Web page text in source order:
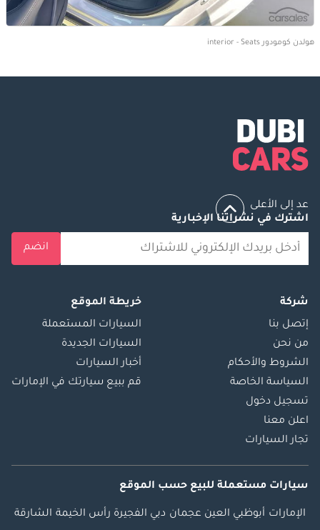
هولدن كومودور interior - Seats
عد إلى الأعلى
اشترك في نشراتنا الإخبارية
انضم
شركة
إتصل بنا
من نحن
الشروط والأحكام
السياسة الخاصة
تسجيل دخول
اعلن معنا
تجار السيارات
خريطة الموقع
السيارات المستعملة
السيارات الجديدة
أخبار السيارات
قم ببيع سيارتك في الإمارات
سيارات مستعملة للبيع حسب الموقع
الإمارات أبوظبي العين عجمان دبي الفجيرة رأس الخيمة الشارقة